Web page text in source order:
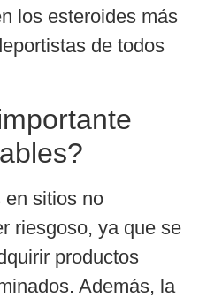
los esteroides más
de todos
en sitios no
riesgoso, ya que se
productos
Además, la